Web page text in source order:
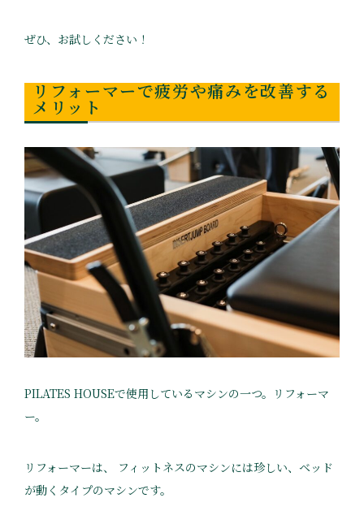
ぜひ、お試しください！
リフォーマーで疲労や痛みを改善する
メリット
PILATES HOUSEで使用しているマシンの一つ。リフォーマ
ー。
リフォーマーは、 フィットネスのマシンには珍しい、ベッド
が動くタイプのマシンです。